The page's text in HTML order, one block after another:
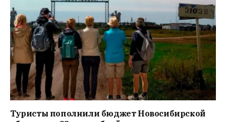
Туристы пополнили бюджет Новосибирской